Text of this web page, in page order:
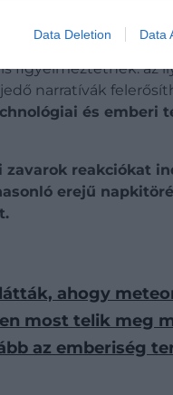
Data Deletion Data
ez a két
figyelmeztetnek: az
narratívák
és emberi
zavarok reakciókat
erejű
ahogy
most telik meg
az emberiség